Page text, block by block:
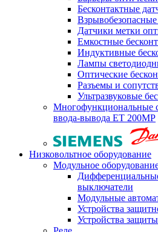
Бесконтактные
Датчики метки
Емкостные
Индуктивные
Лампы
Оптические
Разъемы и
Ультразвуковые
Многофункциональные
ввода-вывода ET 200MP
Низковольтное оборудование
Модульное
выключатели
Модульные
Устройства
Устройства